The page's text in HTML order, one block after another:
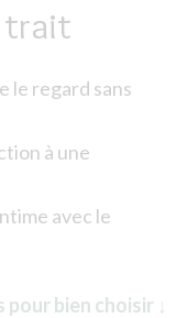
trait
le regard sans
à une
avec le
bien choisir ↓